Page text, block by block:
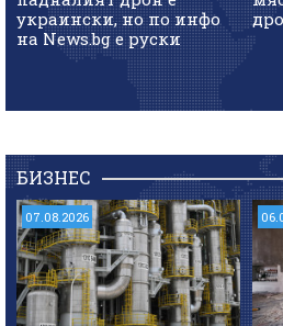
украински, но по инфо
на News.bg e руски
БИЗНЕС
07.08.2026